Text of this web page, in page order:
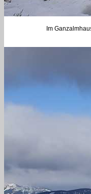
Im